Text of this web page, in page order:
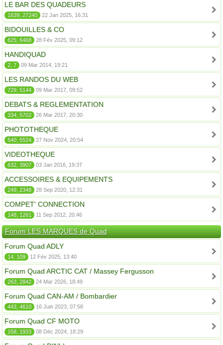
LE BAR DES QUADEURS
1639, 27240 22 Jan 2025, 16:31
BIDOUILLES & CO
625, 6468 28 Fév 2025, 09:12
HANDIQUAD
2, 7 09 Mar 2014, 19:21
LES RANDOS DU WEB
729, 5144 09 Mar 2017, 09:52
DEBATS & REGLEMENTATION
334, 5702 26 Mar 2017, 20:30
PHOTOTHEQUE
540, 5524 27 Nov 2024, 20:54
VIDEOTHEQUE
632, 3907 03 Jan 2016, 19:37
ACCESSOIRES & EQUIPEMENTS
249, 2348 28 Sep 2020, 12:31
COMPET' CONNECTION
148, 1261 11 Sep 2012, 20:46
Forum LES MARQUES de Quad
Forum Quad ADLY
14, 109 12 Fév 2025, 13:40
Forum Quad ARCTIC CAT / Massey Fergusson
263, 2842 24 Mar 2026, 18:49
Forum Quad CAN-AM / Bombardier
443, 4610 16 Juin 2023, 07:58
Forum Quad CF MOTO
158, 1933 08 Déc 2024, 18:29